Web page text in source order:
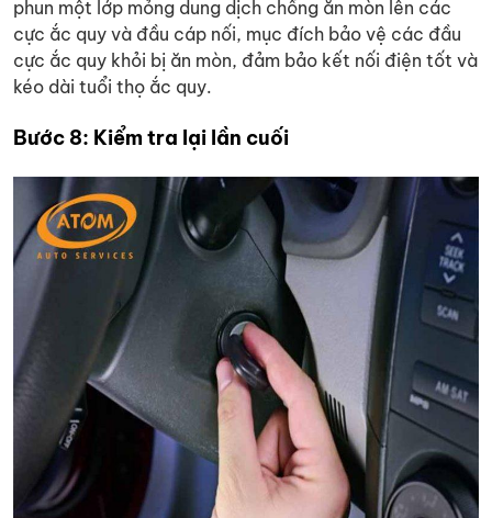
phun một lớp mỏng dung dịch chống ăn mòn lên các
cực ắc quy và đầu cáp nối, mục đích bảo vệ các đầu
cực ắc quy khỏi bị ăn mòn, đảm bảo kết nối điện tốt và
kéo dài tuổi thọ ắc quy.
Bước 8: Kiểm tra lại lần cuối